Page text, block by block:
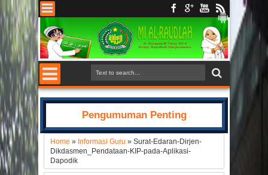
Pengumuman Penting
Home » Informasi Guru »Surat-Edaran-Dirjen-
Dikdasmen_Pendataan-KIP-pada-Aplikasi-
Dapodik